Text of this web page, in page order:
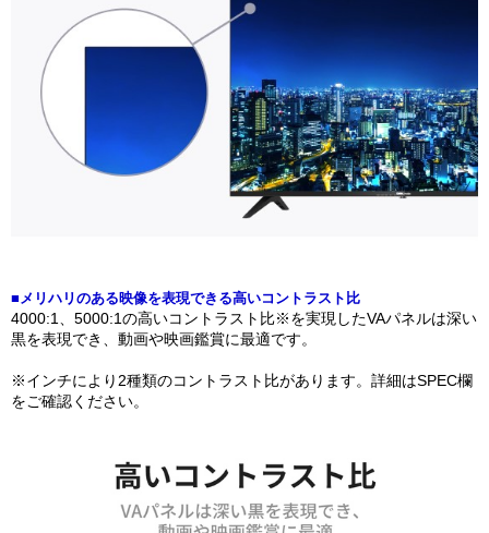
■メリハリのある映像を表現できる高いコントラスト比
4000:1、5000:1の高いコントラスト比※を実現したVAパネルは深い
黒を表現でき、動画や映画鑑賞に最適です。
※インチにより2種類のコントラスト比があります。詳細はSPEC欄
をご確認ください。